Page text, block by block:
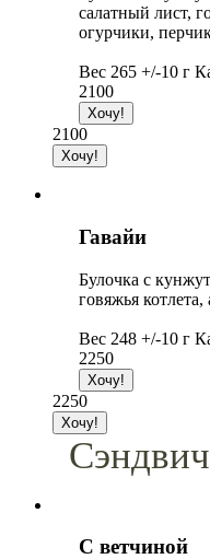
салатный лист,
огурчики,
Вес 265 +/-10 г
2100
2100
Гавайи
Булочка с
говяжья
Вес 248 +/-10 г
2250
2250
С ветчиной